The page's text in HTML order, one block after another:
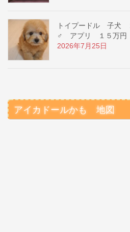
トイプードル 子犬
♂ アプリ １５万円
2026年7月25日
アイカドールかも 地図